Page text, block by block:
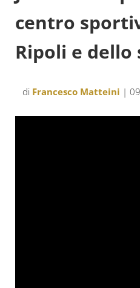
centro
Ripoli e dello
di Francesco Matteini |